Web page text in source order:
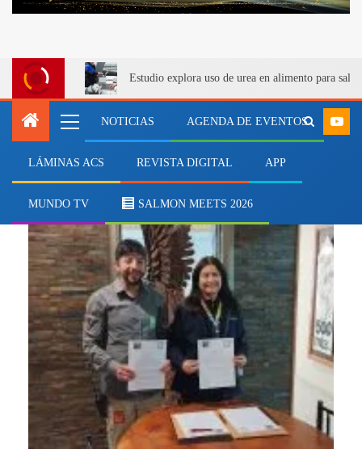
Estudio explora uso de urea en alimento para
NOTICIAS AGENDA DE EVENTOS
LÁMINAS ACS REVISTA DIGITAL APP
MUNDO TV SALMON MEETS 2026
relevancia